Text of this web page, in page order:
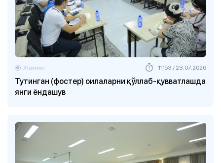
Тутинган (фостер) оилаларни қўллаб-қувватлашда
янги ёндашув
Жамият 11:53 / 23.07.2026